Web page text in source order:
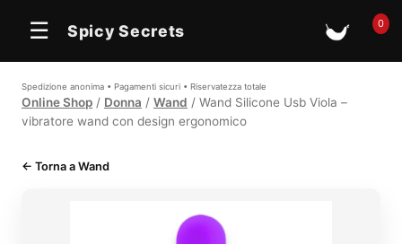
☰ Spicy Secrets 🛒0
Spedizione anonima • Pagamenti sicuri • Riservatezza totale
Online Shop / Donna / Wand / Wand Silicone Usb Viola –
vibratore wand con design ergonomico
← Torna a Wand